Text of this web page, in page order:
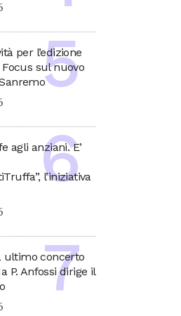
per l’edizione
sul nuovo
agli anziani. E’
l’iniziativa
ultimo concerto
P. Anfossi dirige il